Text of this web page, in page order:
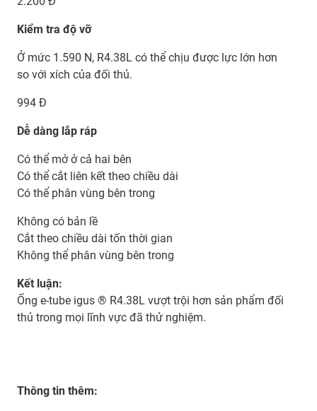
Kiểm tra độ vỡ
Ở mức 1.590 N, R4.38L có thể chịu được lực lớn hơn
so với xích của đối thủ.
994 Đ
Dễ dàng lắp ráp
Có thể mở ở cả hai bên
Có thể cắt liên kết theo chiều dài
Có thể phân vùng bên trong
Không có bản lề
Cắt theo chiều dài tốn thời gian
Không thể phân vùng bên trong
Kết luận:
Ống e-tube igus ® R4.38L vượt trội hơn sản phẩm đối
thủ trong mọi lĩnh vực đã thử nghiệm.
Thông tin thêm: